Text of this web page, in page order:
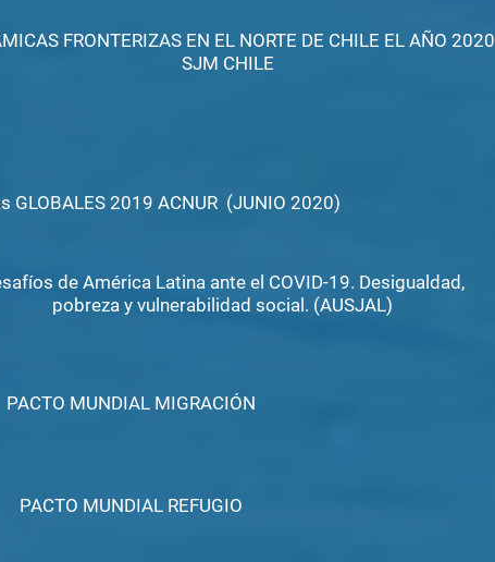
FRONTERIZAS EN EL NORTE DE CHILE EL AÑO 2020
SJM CHILE
GLOBALES 2019 ACNUR (JUNIO 2020)
de América Latina ante el COVID-19. Desigualdad,
pobreza y vulnerabilidad social. (AUSJAL)
PACTO MUNDIAL MIGRACIÓN
PACTO MUNDIAL REFUGIO